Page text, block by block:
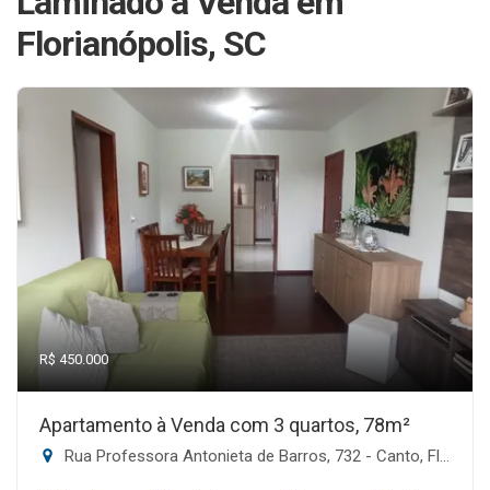
Florianópolis, SC
R$ 450.000
Apartamento à Venda com 3 quartos, 78m²
Rua Professora Antonieta de Barros, 732 - Canto, Florianópolis-SC